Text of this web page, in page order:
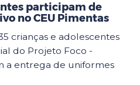
participam de
no CEU Pimentas
crianças e adolescentes
do Projeto Foco -
a entrega de uniformes